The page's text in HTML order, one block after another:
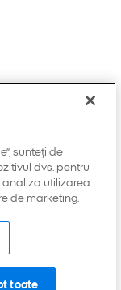
sunteți de
dvs. pentru
utilizarea
de marketing.
toate